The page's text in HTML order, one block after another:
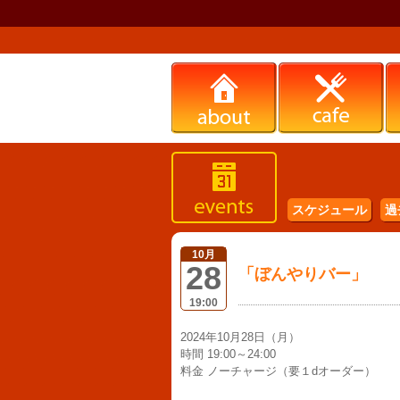
スケジュール 過
10月
28
19:00
「ぼんやりバー」
2024年10月28日（月）
時間 19:00～24:00
料金 ノーチャージ（要１dオーダー）